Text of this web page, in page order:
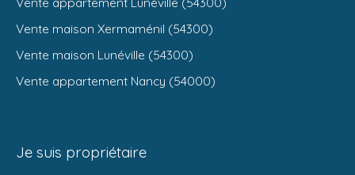
Vente maison Xermaménil (54300)
Vente maison Lunéville (54300)
Vente appartement Nancy (54000)
Je suis propriétaire